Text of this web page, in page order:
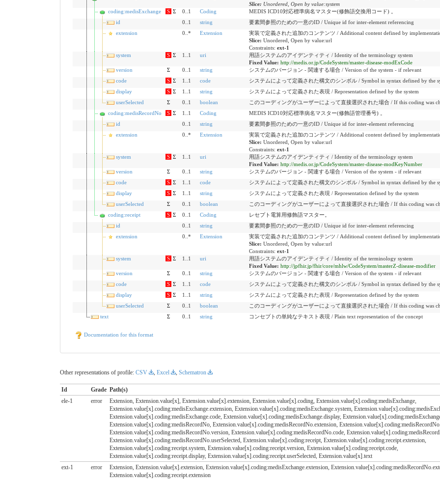
Slice: Unordered, Open by value:system
coding:medisExchange
S Σ 0..1 Coding
MEDIS ICD10対応標準病名マスター(修飾語交換用コード) 。
id
0..1 string
要素間参照のための一意のID / Unique id for inter-element referencing
extension
0..* Extension
実装で定義された追加のコンテンツ / Additional content defined by
Slice: Unordered, Open by value:url
Constraints: ext-1
system
S Σ 1..1 uri
用語システムのアイデンティティ / Identity of the terminology system
Fixed Value: http://medis.or.jp/CodeSystem/master-disease-modExCode
version
Σ 0..1 string
システムのバージョン - 関連する場合 / Version of the system - if relevant
code
S Σ 1..1 code
システムによって定義された構文のシンボル / Symbol in syntax defined by the
display
S Σ 1..1 string
システムによって定義された表現 / Representation defined by the system
userSelected
Σ 0..1 boolean
このコーディングがユーザーによって直接選択された場合 / If this coding was
coding:medisRecordNo
S Σ 1..1 Coding
MEDIS ICD10対応標準病名マスター(修飾語管理番号) 。
id
0..1 string
要素間参照のための一意のID / Unique id for inter-element referencing
extension
0..* Extension
実装で定義された追加のコンテンツ / Additional content defined by
Slice: Unordered, Open by value:url
Constraints: ext-1
system
S Σ 1..1 uri
用語システムのアイデンティティ / Identity of the terminology system
Fixed Value: http://medis.or.jp/CodeSystem/master-disease-modKeyNumber
version
Σ 0..1 string
システムのバージョン - 関連する場合 / Version of the system - if relevant
code
S Σ 1..1 code
システムによって定義された構文のシンボル / Symbol in syntax defined by the
display
S Σ 1..1 string
システムによって定義された表現 / Representation defined by the system
userSelected
Σ 0..1 boolean
このコーディングがユーザーによって直接選択された場合 / If this coding was
coding:receipt
S Σ 0..1 Coding
レセプト電算用修飾語マスター。
id
0..1 string
要素間参照のための一意のID / Unique id for inter-element referencing
extension
0..* Extension
実装で定義された追加のコンテンツ / Additional content defined by
Slice: Unordered, Open by value:url
Constraints: ext-1
system
S Σ 1..1 uri
用語システムのアイデンティティ / Identity of the terminology system
Fixed Value: http://jpfhir.jp/fhir/core/mhlw/CodeSystem/masterZ-disease-modifier
version
Σ 0..1 string
システムのバージョン - 関連する場合 / Version of the system - if relevant
code
S Σ 1..1 code
システムによって定義された構文のシンボル / Symbol in syntax defined by the
display
S Σ 1..1 string
システムによって定義された表現 / Representation defined by the system
userSelected
Σ 0..1 boolean
このコーディングがユーザーによって直接選択された場合 / If this coding was
text
Σ 0..1 string コンセプトの単純なテキスト表現 / Plain text representation of the concept
Documentation for this format
Other representations of profile: CSV , Excel , Schematron
Id Grade Path(s)
ele-1
error
Extension, Extension.value[x], Extension.value[x].extension, Extension.value[x].coding, Extension.value[x].coding:medisExchange,
Extension.value[x].coding:medisExchange.extension, Extension.value[x].coding:medisExchange.system,
Extension.value[x].coding:medisExchange.code, Extension.value[x].coding:medisExchange.display,
Extension.value[x].coding:medisRecordNo, Extension.value[x].coding:medisRecordNo.extension,
Extension.value[x].coding:medisRecordNo.version, Extension.value[x].coding:medisRecordNo.code,
Extension.value[x].coding:medisRecordNo.userSelected, Extension.value[x].coding:receipt, Extension.value[x].coding:receipt.extension,
Extension.value[x].coding:receipt.system, Extension.value[x].coding:receipt.version, Extension.value[x].coding:receipt.code,
Extension.value[x].coding:receipt.display, Extension.value[x].coding:receipt.userSelected, Extension.value[x].text
ext-1 error
Extension, Extension.value[x].extension, Extension.value[x].coding:medisExchange.extension,
Extension.value[x].coding:receipt.extension